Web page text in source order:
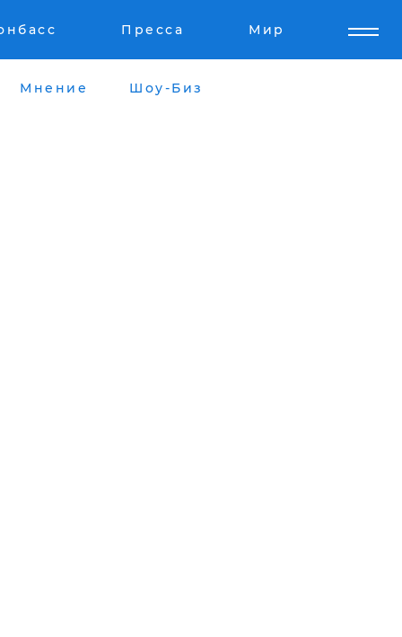
Пресса Мир
Мнение Шоу-Биз